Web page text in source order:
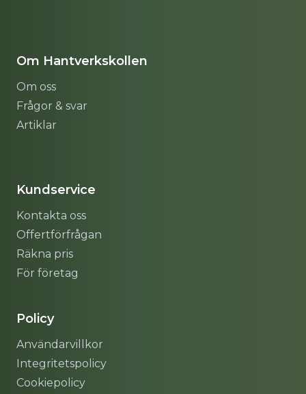
Om Hantverkskollen
Om oss
Frågor & svar
Artiklar
Kundservice
Kontakta oss
Offertförfrågan
Räkna pris
För företag
Policy
Användarvillkor
Integritetspolicy
Cookiepolicy